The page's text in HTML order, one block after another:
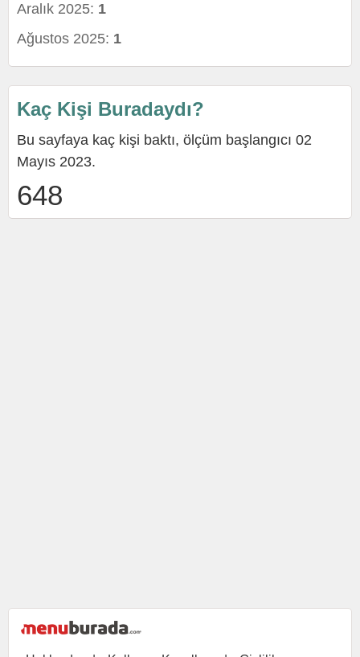
Aralık 2025: 1
Ağustos 2025: 1
Kaç Kişi Buradaydı?
Bu sayfaya kaç kişi baktı, ölçüm başlangıcı 02
Mayıs 2023.
648